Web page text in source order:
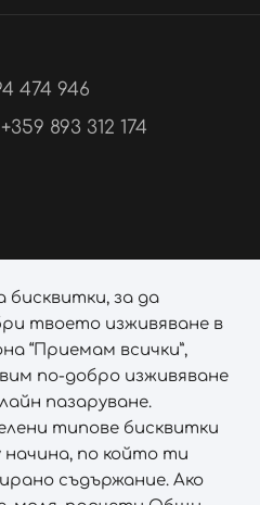
474 946
893 312 174
бисквитки, за да
твоето изживяване в
“Приемам всички”,
по-добро изживяване
пазаруване.
типове бисквитки
начина, по който ти
съдържание. Ако